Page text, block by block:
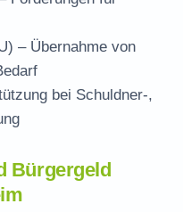
– Übernahme von
bei Schuldner-,
Bürgergeld